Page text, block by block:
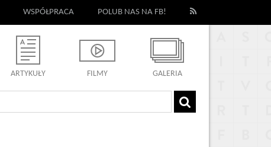
WSPÓŁPRACA POLUB NAS NA FB!
ARTYKUŁY FILMY GALERIA